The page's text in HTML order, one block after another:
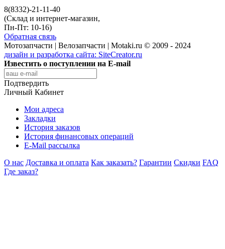
8(8332)-21-11-40
(Склад и интернет-магазин,
Пн-Пт: 10-16)
Обратная связь
Мотозапчасти | Велозапчасти | Motaki.ru © 2009 - 2024
дизайн и разработка сайта: SiteCreator.ru
Известить о поступлении на E-mail
Подтвердить
Личный Кабинет
Мои адреса
Закладки
История заказов
История финансовых операций
E-Mail рассылка
О нас Доставка и оплата Как заказать? Гарантии Скидки FAQ
Где заказ?